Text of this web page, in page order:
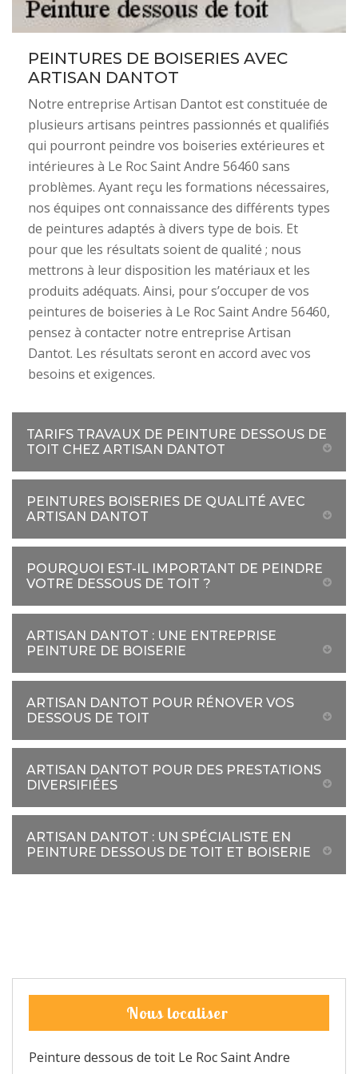
PEINTURES DE BOISERIES AVEC
ARTISAN DANTOT
Notre entreprise Artisan Dantot est constituée de
plusieurs artisans peintres passionnés et qualifiés
qui pourront peindre vos boiseries extérieures et
intérieures à Le Roc Saint Andre 56460 sans
problèmes. Ayant reçu les formations nécessaires,
nos équipes ont connaissance des différents types
de peintures adaptés à divers type de bois. Et
pour que les résultats soient de qualité ; nous
mettrons à leur disposition les matériaux et les
produits adéquats. Ainsi, pour s’occuper de vos
peintures de boiseries à Le Roc Saint Andre 56460,
pensez à contacter notre entreprise Artisan
Dantot. Les résultats seront en accord avec vos
besoins et exigences.
TARIFS TRAVAUX DE PEINTURE DESSOUS DE
TOIT CHEZ ARTISAN DANTOT
PEINTURES BOISERIES DE QUALITÉ AVEC
ARTISAN DANTOT
POURQUOI EST-IL IMPORTANT DE PEINDRE
VOTRE DESSOUS DE TOIT ?
ARTISAN DANTOT : UNE ENTREPRISE
PEINTURE DE BOISERIE
ARTISAN DANTOT POUR RÉNOVER VOS
DESSOUS DE TOIT
ARTISAN DANTOT POUR DES PRESTATIONS
DIVERSIFIÉES
ARTISAN DANTOT : UN SPÉCIALISTE EN
PEINTURE DESSOUS DE TOIT ET BOISERIE
Nous localiser
Peinture dessous de toit Le Roc Saint Andre